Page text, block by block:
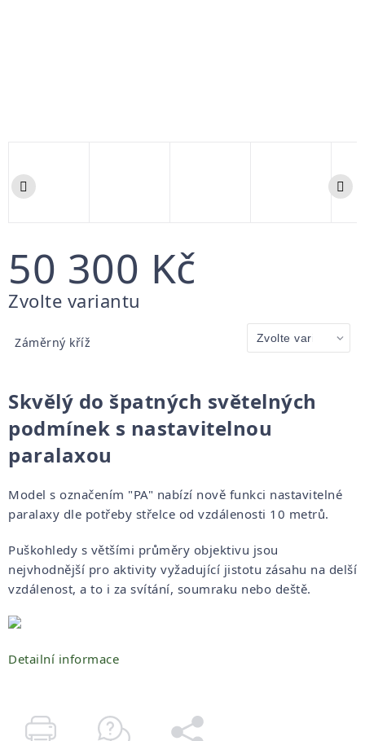
50 300 Kč
Měrná
Zvolte variantu
Záměrný kříž
Skvělý do špatných světelných
podmínek s nastavitelnou
paralaxou
Model s označením "PA" nabízí nově funkci nastavitelné
paralaxy dle potřeby střelce od vzdálenosti 10 metrů.
Puškohledy s většími průměry objektivu jsou
nejvhodnější pro aktivity vyžadující jistotu zásahu na delší
vzdálenost, a to i za svítání, soumraku nebo deště.
Detailní informace